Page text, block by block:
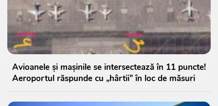
Avioanele și mașinile se intersectează în 11 puncte!
Aeroportul răspunde cu „hârtii” în loc de măsuri